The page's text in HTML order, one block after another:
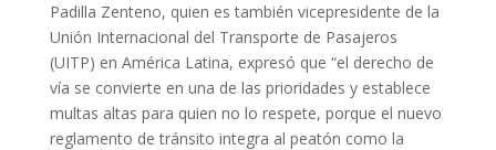
Padilla Zenteno, quien es también vicepresidente de la
Unión Internacional del Transporte de Pasajeros
(UITP) en América Latina, expresó que “el derecho de
vía se convierte en una de las prioridades y establece
multas altas para quien no lo respete, porque el nuevo
reglamento de tránsito integra al peatón como la